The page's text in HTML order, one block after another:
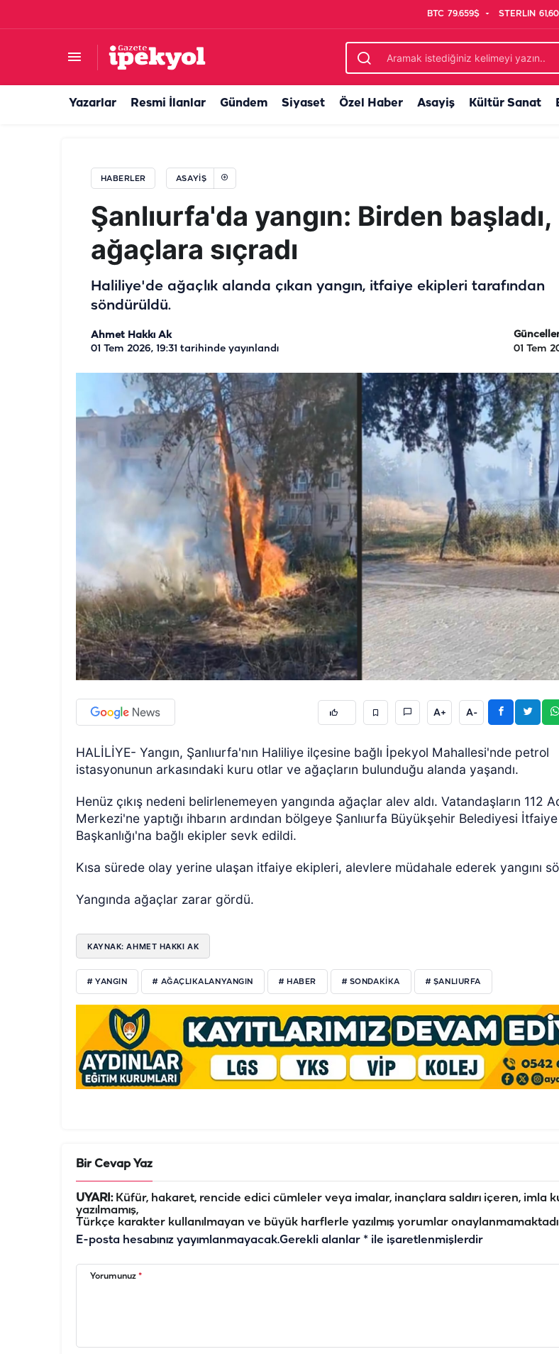
BTC 79.659$ STERLIN
Yazarlar Resmi İlanlar Gündem Siyaset Özel Haber Asayiş Kültür Sanat
HABERLER ASAYIŞ
Şanlıurfa'da yangın: Birden başladı,
ağaçlara sıçradı
Haliliye'de ağaçlık alanda çıkan yangın, itfaiye ekipleri tarafından
söndürüldü.
Ahmet Hakkı Ak
01 Tem 2026, 19:31 tarihinde yayınlandı
01 Tem
A+ A-
HALİLİYE- Yangın, Şanlıurfa'nın Haliliye ilçesine bağlı İpekyol Mahallesi'nde petrol
istasyonunun arkasındaki kuru otlar ve ağaçların bulunduğu alanda yaşandı.
Henüz çıkış nedeni belirlenemeyen yangında ağaçlar alev aldı. Vatandaşların 112
Merkezi'ne yaptığı ihbarın ardından bölgeye Şanlıurfa Büyükşehir Belediyesi
Başkanlığı'na bağlı ekipler sevk edildi.
Kısa sürede olay yerine ulaşan itfaiye ekipleri, alevlere müdahale ederek yangını
Yangında ağaçlar zarar gördü.
KAYNAK: AHMET HAKKI AK
# YANGIN # AĞAÇLIKALANYANGIN # HABER # SONDAKIKA # ŞANLIURFA
Bir Cevap Yaz
UYARI:Küfür, hakaret, rencide edici cümleler veya imalar, inançlara saldırı içeren, imla
yazılmamış,
Türkçe karakter kullanılmayan ve büyük harflerle yazılmış yorumlar
E-posta hesabınız yayımlanmayacak.Gerekli alanlar * ile işaretlenmişlerdir
Yorumunuz *
ÖZEL HABER
Şanlıurfa’da tehlikeli drift kamerada: Lüks araçla trafiği tehlikeye attı